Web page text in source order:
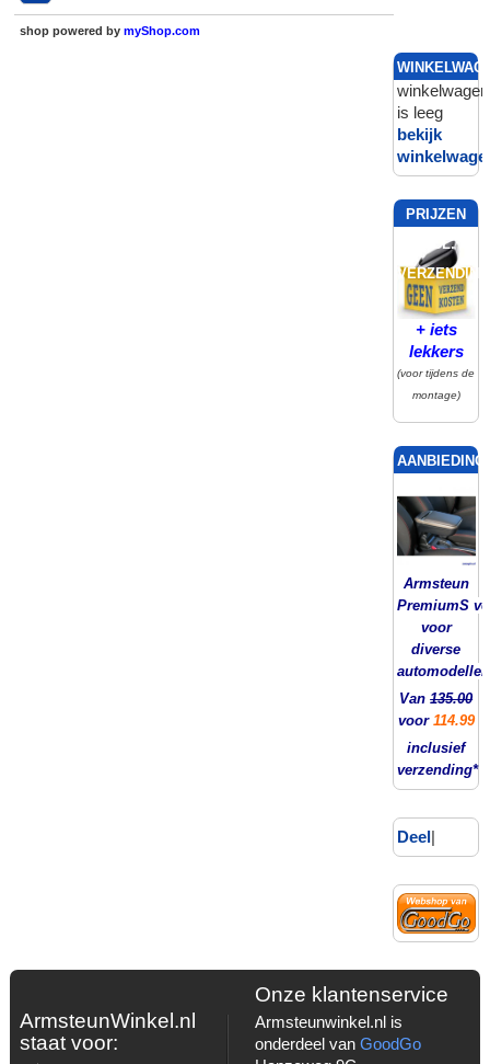
shop powered by myShop.com
winkelwagen
is leeg
bekijk
PRIJZEN
INCL.
VERZENDING
+ iets
lekkers
(voor tijdens de
montage)
Armsteun
PremiumS
voor
diverse
automodellen
Van135.00
voor 114.99
inclusief
verzending*
Deel|
ArmsteunWinkel.nl
staat voor:
Onze klantenservice
Armsteunwinkel.nl is
onderdeel van GoodGo